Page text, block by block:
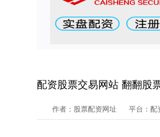
配资股票交易网站 翻翻股
作者：股票配资网址 平台：配